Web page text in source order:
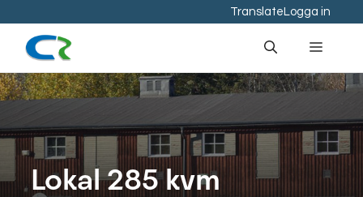
innehåll
Translate Logga in
Meny
Lokal 285 kvm